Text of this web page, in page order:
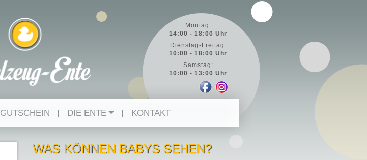
Montag:
14:00 - 18:00 Uhr
Dienstag-Freitag:
10:00 - 18:00 Uhr
Samstag:
10:00 - 13:00 Uhr
GUTSCHEIN DIE ENTE KONTAKT
WAS KÖNNEN BABYS SEHEN?